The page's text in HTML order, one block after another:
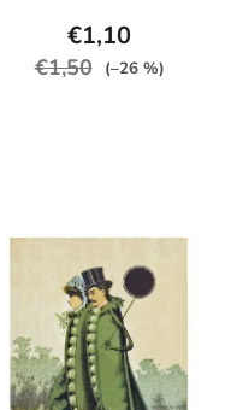
€1,10
€1,50 (–26 %)